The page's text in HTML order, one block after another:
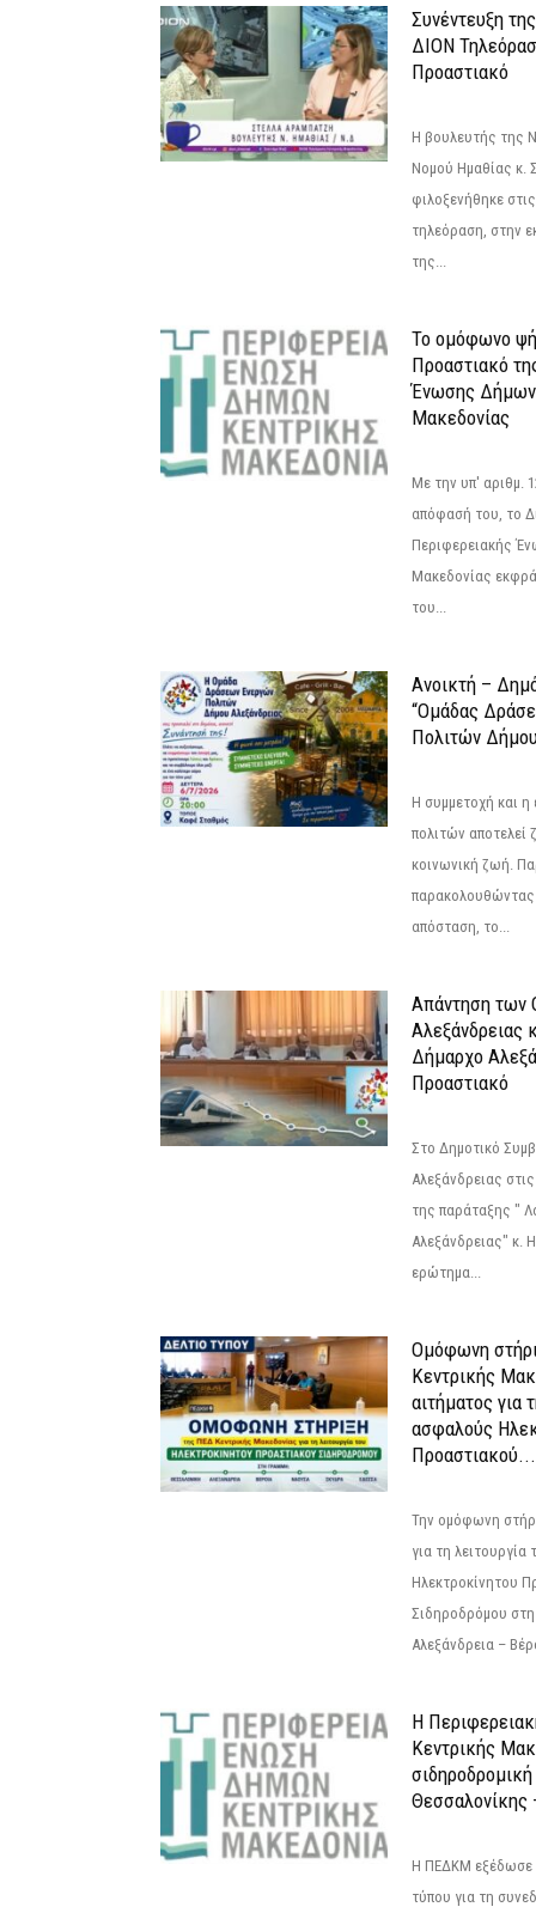
Συνέντευξη
ΔΙΟΝ
Προαστιακό
Η βουλευτής της
Νομού Ημαθίας κ.
φιλοξενήθηκε
τηλεόραση, στην
της...
Το ομόφωνο
Προαστιακό
Ένωσης Δήμων
Μακεδονίας
Με την υπ' αριθμ.
απόφασή του, το
Περιφερειακής
Μακεδονίας
του...
Ανοικτή –
“Ομάδας
Πολιτών
Η συμμετοχή και
πολιτών αποτελεί
κοινωνική ζωή.
απόσταση, το...
Απάντηση των
Αλεξάνδρειας
Δήμαρχο
Προαστιακό
Στο Δημοτικό
Αλεξάνδρειας
της παράταξης "
Αλεξάνδρειας" κ.
ερώτημα...
Ομόφωνη
Κεντρικής
αιτήματος για
ασφαλούς
Προαστιακού...
Την ομόφωνη
για τη
Ηλεκτροκίνητου
Σιδηροδρόμου
Αλεξάνδρεια –
Η
Κεντρικής
Θεσσαλονίκης
Η ΠΕΔΚΜ εξέδωσε
τύπου για τη